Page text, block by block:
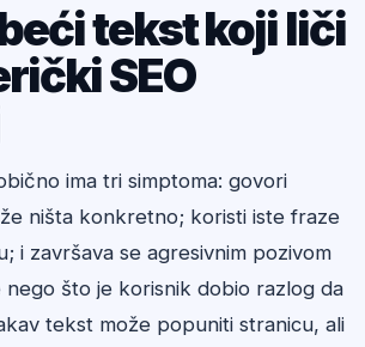
tekst koji liči
SEO
ima tri simptoma: govori
ništa konkretno; koristi iste fraze
i završava se agresivnim pozivom
što je korisnik dobio razlog da
tekst može popuniti stranicu, ali